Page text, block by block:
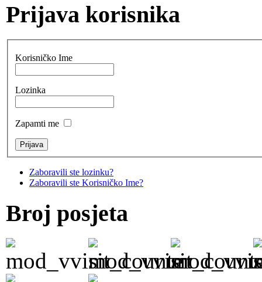
Prijava korisnika
Korisničko Ime
Lozinka
Zapamti me
Zaboravili ste lozinku?
Zaboravili ste Korisničko Ime?
Broj posjeta